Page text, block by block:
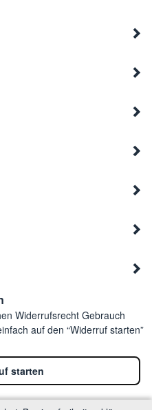
Widerrufsrecht Gebrauch
auf den “Widerruf starten”
starten